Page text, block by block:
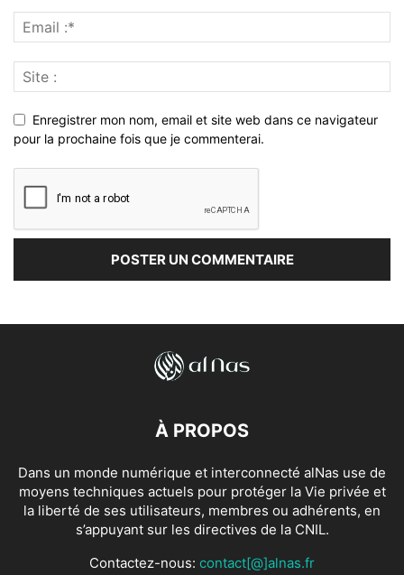
Enregistrer mon nom, email et site web dans ce navigateur
pour la prochaine fois que je commenterai.
À PROPOS
Dans un monde numérique et interconnecté alNas use de
moyens techniques actuels pour protéger la Vie privée et
la liberté de ses utilisateurs, membres ou adhérents, en
s’appuyant sur les directives de la CNIL.
Contactez-nous: contact[@]alnas.fr